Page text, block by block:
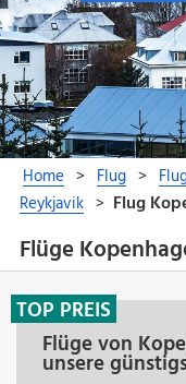
Flüge
Flüge von
unsere
TOP PREIS